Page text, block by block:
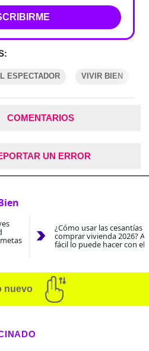
ESPECTADOR VIVIR BIEN
COMENTARIOS
UN ERROR
¿Cómo usar las cesantías
comprar vivienda 2026?
fácil lo puede hacer con el
nuevo